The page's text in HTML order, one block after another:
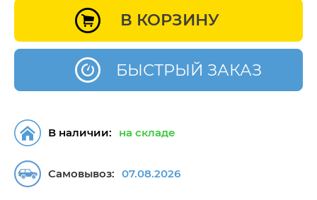
БЫСТРЫЙ ЗАКАЗ
В КОРЗИНУ
Самовывоз: 07.08.2026
В наличии: на складе